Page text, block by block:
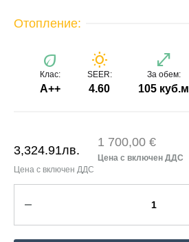
Отопление:
eco
Клас:
А++
wb_sunny
SEER:
4.60
open_in_full
За обем:
105 куб.м
3,324.91лв.
1 700,00 €